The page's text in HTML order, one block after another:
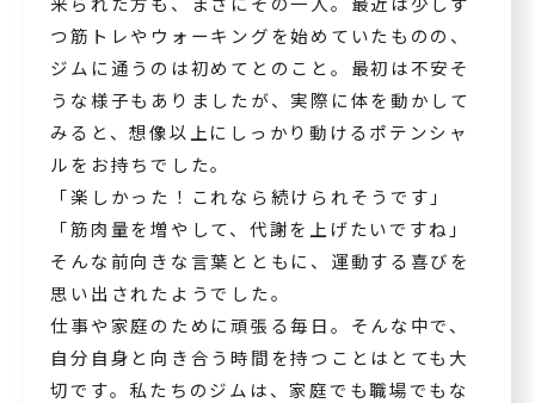
つ筋トレやウォーキングを始めていたものの、
ジムに通うのは初めてとのこと。最初は不安そ
うな様子もありましたが、実際に体を動かして
みると、想像以上にしっかり動けるポテンシャ
ルをお持ちでした。
「楽しかった！これなら続けられそうです」
「筋肉量を増やして、代謝を上げたいですね」
そんな前向きな言葉とともに、運動する喜びを
思い出されたようでした。
仕事や家庭のために頑張る毎日。そんな中で、
自分自身と向き合う時間を持つことはとても大
切です。私たちのジムは、家庭でも職場でもな